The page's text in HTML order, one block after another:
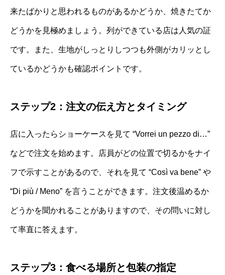
来たばかりと思われるものがあるかどうか、焼きたてか
どうかを見極めましょう。列ができている店は人気の証
です。また、生地がしっとりしつつも外側がカリッとし
ているかどうかも確認ポイントです。
ステップ2：注文の伝え方とタイミング
店に入ったらショーケースを見て “Vorrei un pezzo di…”
などで注文を始めます。店員がどの位置で切るかをナイ
フで示すことがあるので、それを見て “Così va bene” や
“Di più / Meno” を言うことができます。注文後温めるか
どうかを聞かれることがありますので、その問いに対し
て率直に答えます。
ステップ3：食べる場所と包装の指定